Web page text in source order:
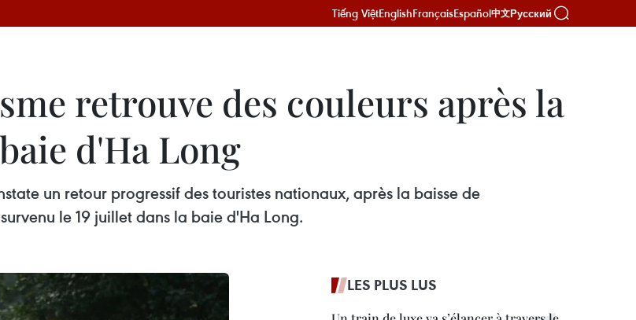
Tiếng ViệtEnglishFrançaisEspañol中文Русский
retrouve des couleurs après la
d'Ha Long
un retour progressif des touristes nationaux, après la baisse de
le 19 juillet dans la baie d'Ha Long.
LES PLUS LUS